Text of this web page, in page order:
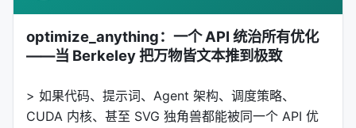
optimize_anything：一个 API 统治所有优化
——当 Berkeley 把万物皆文本推到极致
> 如果代码、提示词、Agent 架构、调度策略、
CUDA 内核、甚至 SVG 独角兽都能被同一个 API 优